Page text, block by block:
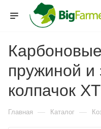
пружиной
колпачок
Главная — Каталог —